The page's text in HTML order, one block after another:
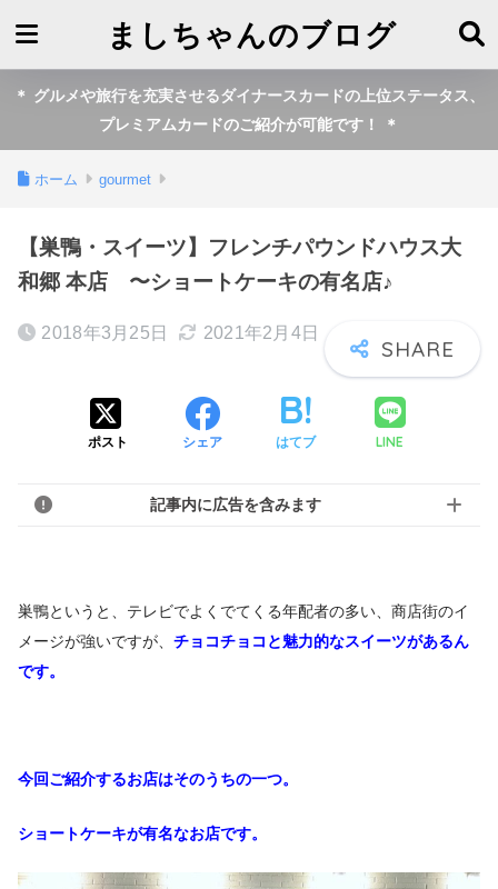
ましちゃんのブログ
＊ グルメや旅行を充実させるダイナースカードの上位ステータス、
プレミアムカードのご紹介が可能です！ ＊
ホーム gourmet
【巣鴨・スイーツ】フレンチパウンドハウス大
和郷 本店 〜ショートケーキの有名店♪
2018年3月25日 2021年2月4日
ポスト シェア はてブ LINE
記事内に広告を含みます
巣鴨というと、テレビでよくでてくる年配者の多い、商店街のイ
メージが強いですが、 チョコチョコと魅力的なスイーツがあるん
です。
今回ご紹介するお店はそのうちの一つ。
ショートケーキが有名なお店です。